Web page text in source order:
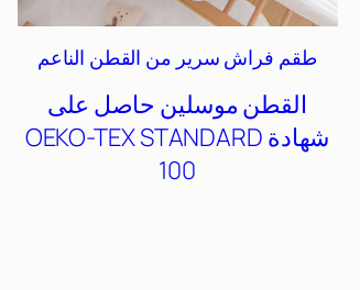
طقم فراش سرير من القطن الناعم
القطن موسلين حاصل على
شهادة OEKO-TEX STANDARD
100